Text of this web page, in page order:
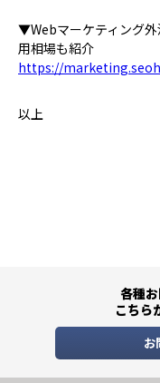
▼Webマーケティング外
用相場も紹介
https://
以上
各種
こちら
お